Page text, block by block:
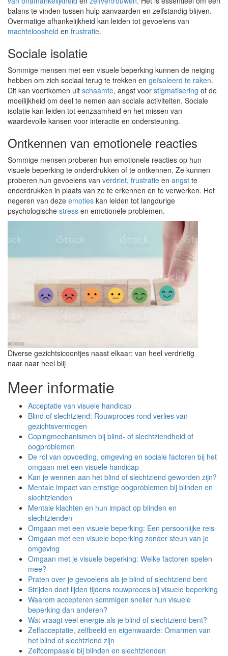
balans te vinden tussen hulp aanvaarden en zelfstandig blijven.
Overmatige afhankelijkheid kan leiden tot gevoelens van
machteloosheid en frustratie.
Sociale isolatie
Sommige mensen met een visuele beperking kunnen de neiging
hebben om zich sociaal terug te trekken en geïsoleerd te raken.
Dit kan voortkomen uit schaamte, angst voor stigmatisering of de
moeilijkheid om deel te nemen aan sociale activiteiten. Sociale
isolatie kan leiden tot eenzaamheid en het missen van
waardevolle kansen voor interactie en ondersteuning.
Ontkennen van emotionele reacties
Sommige mensen proberen hun emotionele reacties op hun
visuele beperking te onderdrukken of te ontkennen. Ze kunnen
proberen hun gevoelens van verdriet, frustratie en angst te
onderdrukken in plaats van ze te erkennen en te verwerken. Het
negeren van deze emoties kan leiden tot langdurige
psychologische stress en emotionele problemen.
Diverse gezichtsicoontjes naast elkaar: van heel verdrietig
naar naar heel blij
Meer informatie
Acceptatie van visuele handicap
Blind of slechtziend: Rouwproces rond verlies van
gezichtsvermogen
Copingmechanismen bij blind- of slechtziendheid of
oogproblemen
De rol van opvoeding, omgeving en sociale factoren bij het
omgaan met een visuele handicap
Kan je wennen aan het blind of slechtziend geworden zijn?
Mentale impact van ernstige oogproblemen bij blinden en
slechtzienden
Mentale klachten en hun impact op blinden en
slechtzienden
Omgaan met een visuele beperking: Een persoonlijke reis
Omgaan met een visuele beperking zonder steun van je
omgeving
Omgaan met je visuele beperking: Welke factoren spelen
mee?
Praten over je gevoelens als je blind of slechtziend bent
Strijden doet lijden tijdens rouwproces bij visuele beperking
Waarom accepteren sommigen sneller hun visuele
beperking dan anderen?
Wat vraagt veel energie als je blind of slechtziend bent?
Zelfacceptatie, zelfbeeld en eigenwaarde: Omarmen van
het blind of slechtziend zijn
Zelfcompassie bij blinden en slechtzienden